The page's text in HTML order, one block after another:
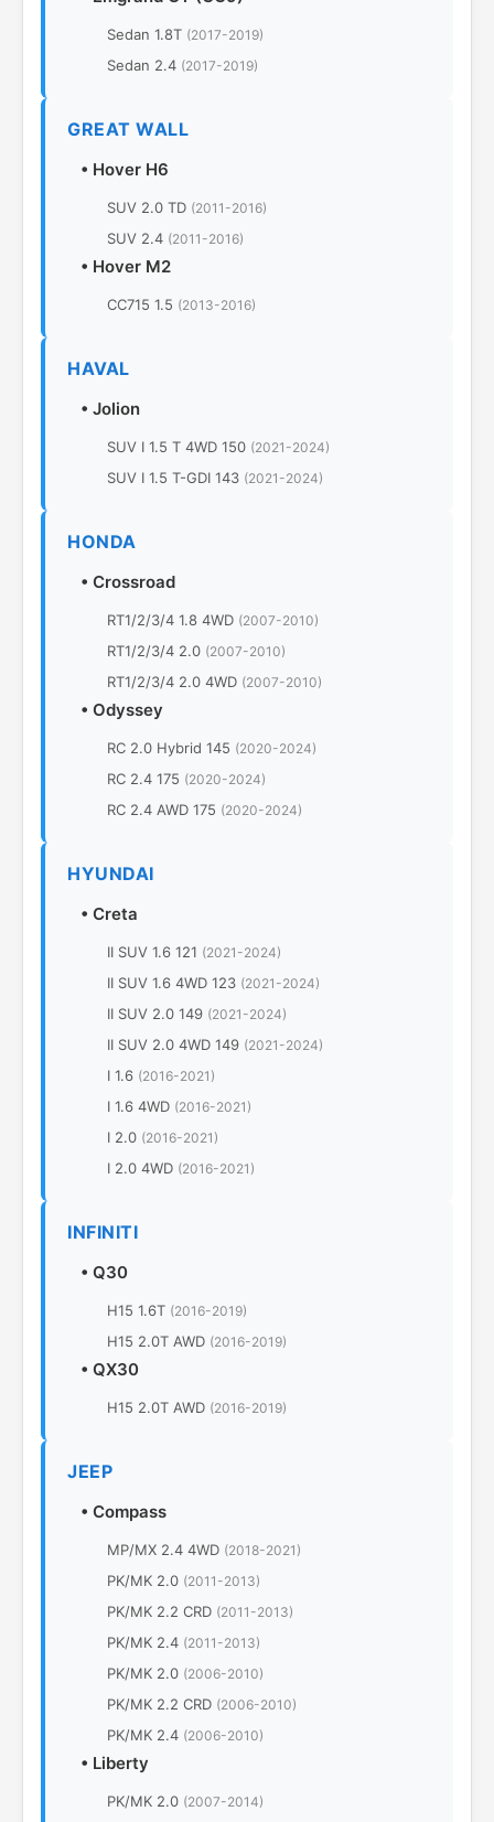
Sedan 1.8T (2017-2019)
Sedan 2.4 (2017-2019)
GREAT WALL
• Hover H6
SUV 2.0 TD (2011-2016)
SUV 2.4 (2011-2016)
• Hover M2
CC715 1.5 (2013-2016)
HAVAL
• Jolion
SUV I 1.5 T 4WD 150 (2021-2024)
SUV I 1.5 T-GDI 143 (2021-2024)
HONDA
• Crossroad
RT1/2/3/4 1.8 4WD (2007-2010)
RT1/2/3/4 2.0 (2007-2010)
RT1/2/3/4 2.0 4WD (2007-2010)
• Odyssey
RC 2.0 Hybrid 145 (2020-2024)
RC 2.4 175 (2020-2024)
RC 2.4 AWD 175 (2020-2024)
HYUNDAI
• Creta
II SUV 1.6 121 (2021-2024)
II SUV 1.6 4WD 123 (2021-2024)
II SUV 2.0 149 (2021-2024)
II SUV 2.0 4WD 149 (2021-2024)
I 1.6 (2016-2021)
I 1.6 4WD (2016-2021)
I 2.0 (2016-2021)
I 2.0 4WD (2016-2021)
INFINITI
• Q30
H15 1.6T (2016-2019)
H15 2.0T AWD (2016-2019)
• QX30
H15 2.0T AWD (2016-2019)
JEEP
• Compass
MP/MX 2.4 4WD (2018-2021)
PK/MK 2.0 (2011-2013)
PK/MK 2.2 CRD (2011-2013)
PK/MK 2.4 (2011-2013)
PK/MK 2.0 (2006-2010)
PK/MK 2.2 CRD (2006-2010)
PK/MK 2.4 (2006-2010)
• Liberty
PK/MK 2.0 (2007-2014)